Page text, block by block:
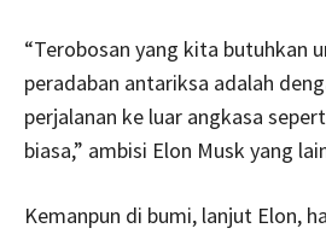
“Terobosan yang kita butuhkan
peradaban antariksa adalah
perjalanan ke luar angkasa
biasa,” ambisi Elon Musk yang
Kemanpun di bumi, lanjut Elon,